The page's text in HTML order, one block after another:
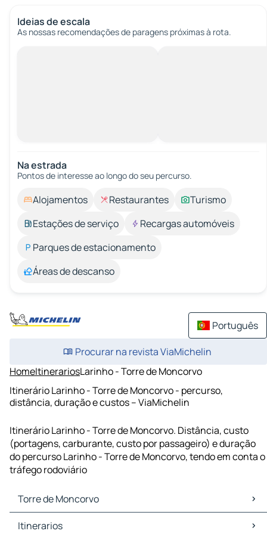
Ideias de escala
As nossas recomendações de paragens próximas à rota.
Na estrada
Pontos de interesse ao longo do seu percurso.
Alojamentos Restaurantes
Turismo
Estações de serviço
Recargas automóveis
Parques de estacionamento
Áreas de descanso
Português
Procurar na revista ViaMichelin
HomeItinerariosLarinho - Torre de Moncorvo
Itinerário Larinho - Torre de Moncorvo - percurso,
distância, duração e custos – ViaMichelin
Itinerário Larinho - Torre de Moncorvo. Distância, custo
(portagens, carburante, custo por passageiro) e duração
do percurso Larinho - Torre de Moncorvo, tendo em conta o
tráfego rodoviário
Torre de Moncorvo
Torre de Moncorvo Mapas Plantas
Itinerarios